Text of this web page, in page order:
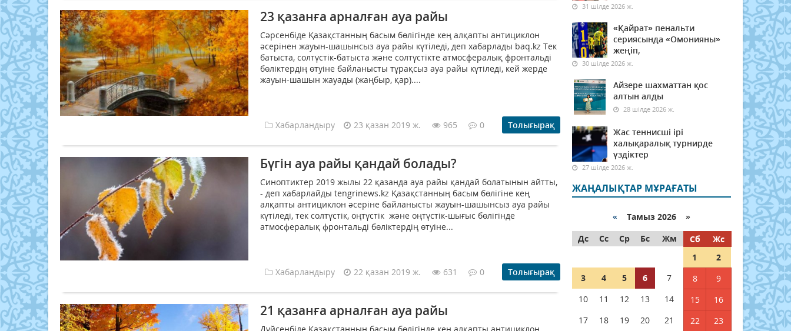
23 қазанға арналған ауа райы
Сәрсенбіде Қазақстанның басым бөлігінде кең алқапты антициклон
әсерінен жауын-шашынсыз ауа райы күтіледі, деп хабарлады baq.kz Тек
батыста, солтүстік-батыста және солтүстікте атмосфералық фронтальді
бөліктердің өтуіне байланысты тұрақсыз ауа райы күтіледі, кей жерде
жауын-шашын жауады (жаңбыр, қар)....
Хабарландыру 23 қазан 2019 ж. 965 0 Толығырақ
Бүгін ауа райы қандай болады?
Синоптиктер 2019 жылы 22 қазанда ауа райы қандай болатынын айтты,
- деп хабарлайды tengrinews.kz Қазақстанның басым бөлігіне кең
алқапты антициклон әсеріне байланысты жауын-шашынсыз ауа райы
күтіледі, тек солтүстік, оңтүстік және оңтүстік-шығыс бөлігінде
атмосфералық фронтальді бөліктердің өтуіне...
Хабарландыру 22 қазан 2019 ж. 631 0 Толығырақ
21 қазанға арналған ауа райы
31 шілде 2026 ж.
«Қайрат» пенальти
сериясында «Омонияны»
жеңіп,
30 шілде 2026 ж.
Айзере шахматтан қос
алтын алды
28 шілде 2026 ж.
Жас теннисші ірі
халықаралық турнирде
үздіктер
27 шілде 2026 ж.
ЖАҢАЛЫҚТАР МҰРАҒАТЫ
« Тамыз 2026 »
Дс
Сс Ср Бс Жм Сб
Жс
1
2
3
4 5 6 7 8
9
10
11 12 13 14 15
16
17
18 19 20 21 22
23